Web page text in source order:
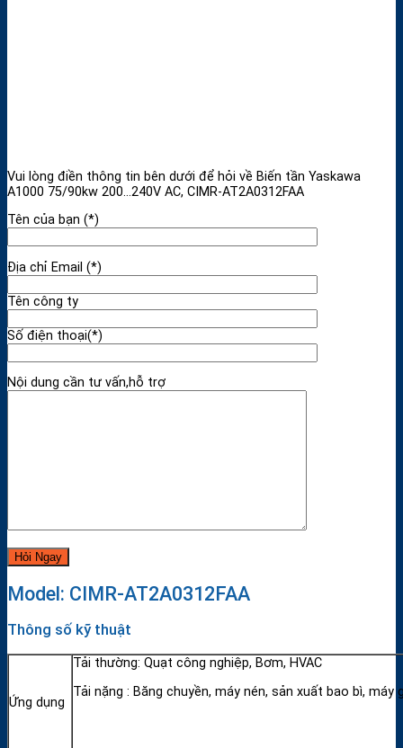
Vui lòng điền thông tin bên dưới để hỏi về Biến tần Yaskawa
A1000 75/90kw 200…240V AC, CIMR-AT2A0312FAA
Tên của bạn (*)
Địa chỉ Email (*)
Tên công ty
Số điện thoại(*)
Nội dung cần tư vấn,hỗ trợ
Model: CIMR-AT2A0312FAA
Thông số kỹ thuật
Ứng dụng
Tải thường: Quạt công nghiệp, Bơm, HVAC
Tải nặng : Băng chuyền, máy nén, sản xuất bao bì,